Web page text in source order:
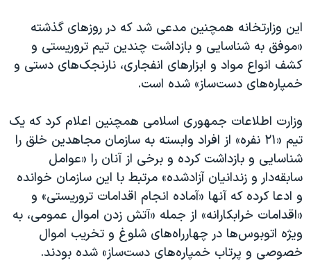
این وزارتخانه همچنین مدعی شد که در روزهای گذشته
«موفق به شناسایی و بازداشت چندین تیم تروریستی و
کشف انواع مواد و ابزارهای انفجاری، نارنجک‌های دستی و
خمپاره‌های دست‌ساز» شده است.
وزارت اطلاعات جمهوری اسلامی همچنین اعلام کرد که یک
تیم «۲۱ نفره» از افراد وابسته به سازمان مجاهدین خلق را
شناسایی و بازداشت کرده و برخی از آنان را «عوامل
سابقه‌دار و زندانیان آزادشده» مرتبط با این سازمان خوانده
و ادعا کرده که آنها «آماده انجام اقدامات تروریستی» و
«اقدامات خرابکارانه» از جمله «آتش زدن اموال عمومی، به
ویژه اتوبوس‌ها در چهارراه‌های شلوغ و تخریب اموال
خصوصی و پرتاب خمپاره‌های دست‌ساز» شده بودند.